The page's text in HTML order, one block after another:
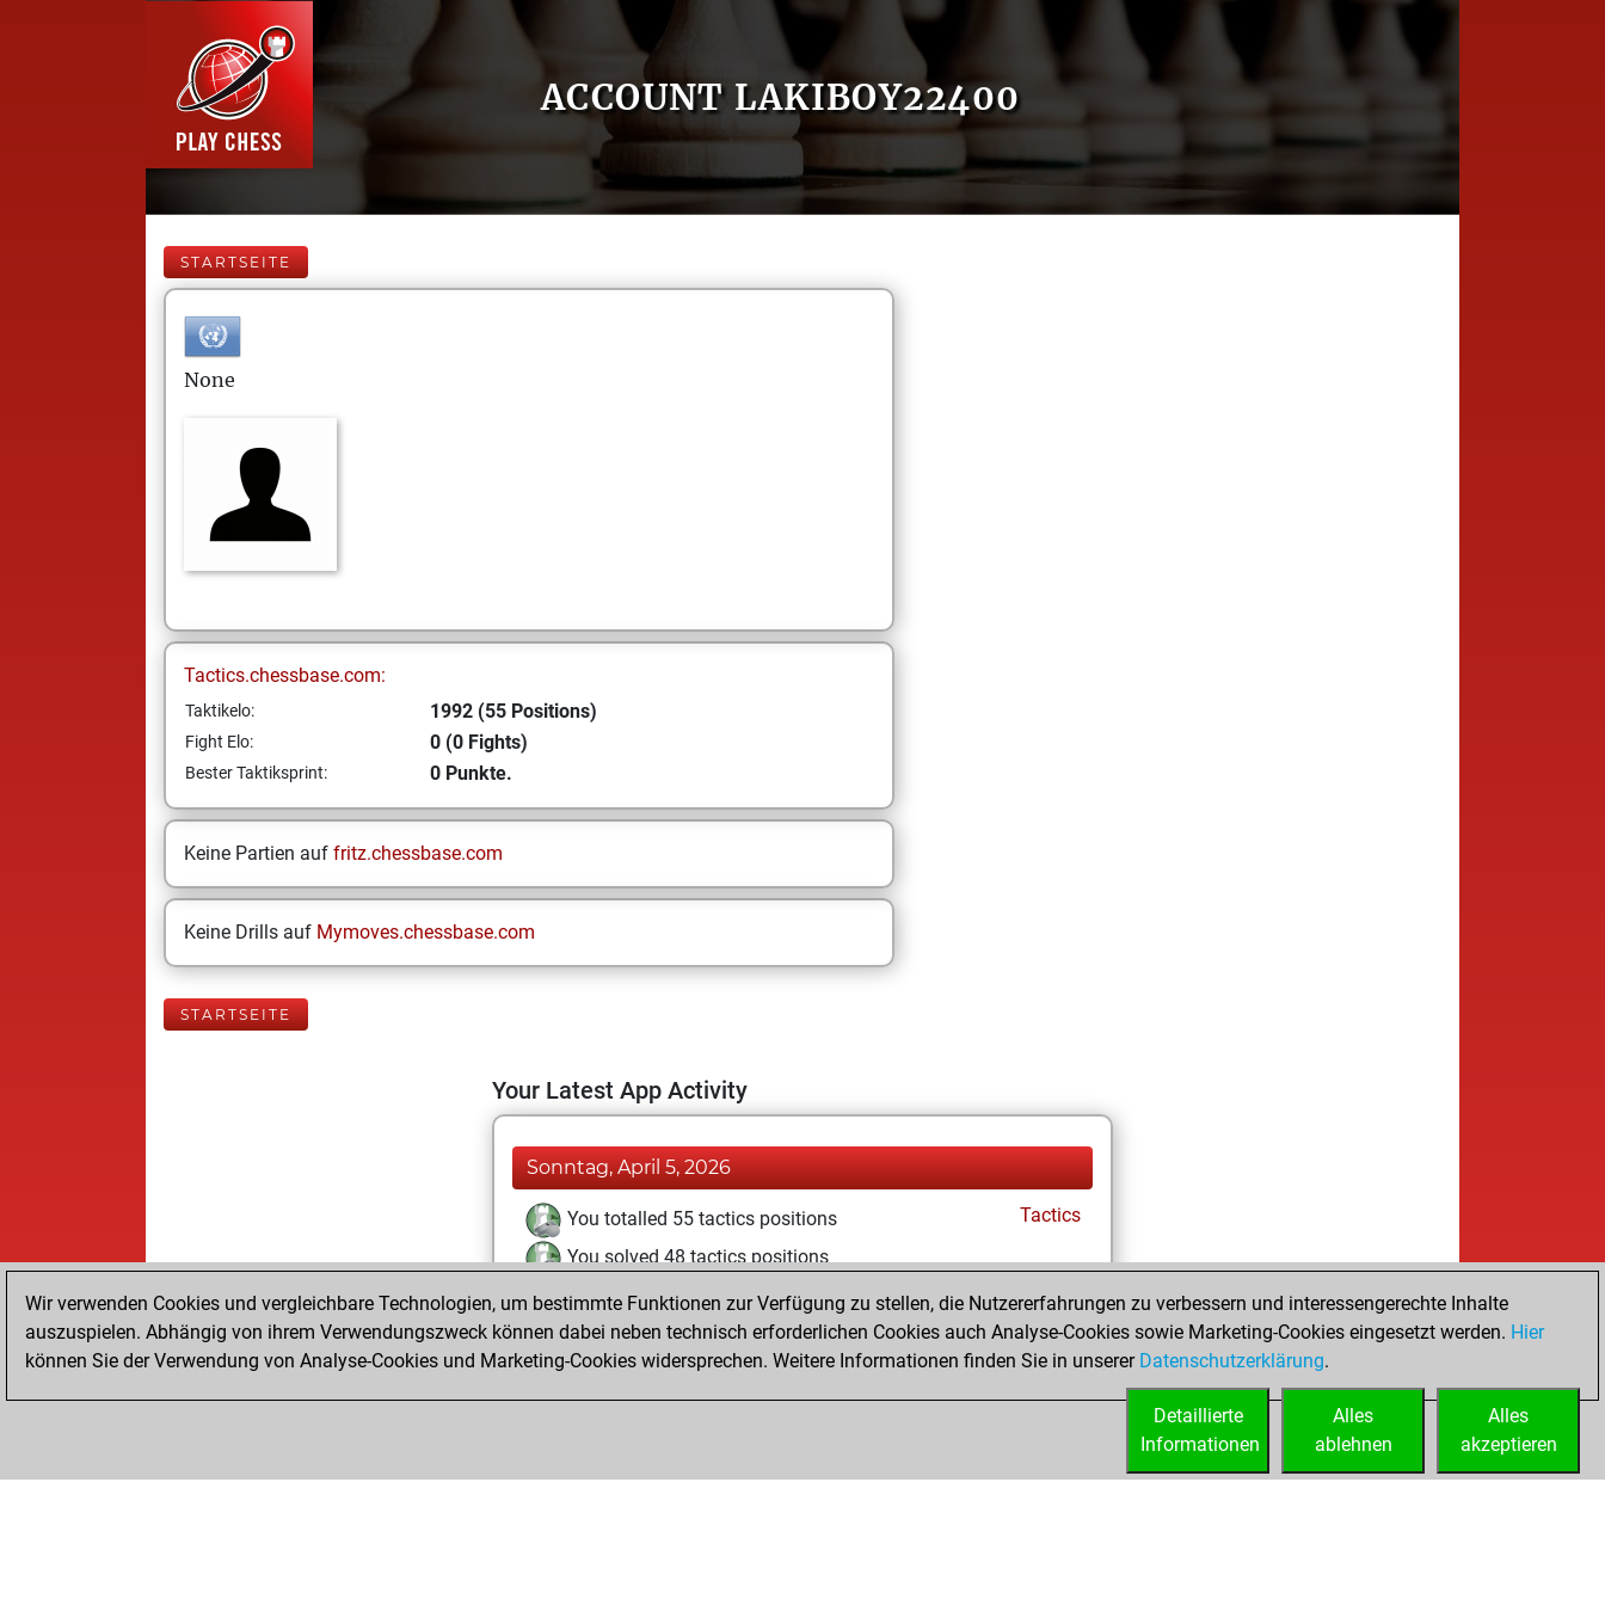
ACCOUNT LAKIBOY22400
STARTSEITE
None
Tactics.chessbase.com:
Taktikelo: 1992 (55 Positions)
Fight Elo: 0 (0 Fights)
Bester Taktiksprint: 0 Punkte.
Keine Partien auf fritz.chessbase.com
Keine Drills auf Mymoves.chessbase.com
STARTSEITE
Your Latest App Activity
Sonntag, April 5, 2026
You totalled 55 tactics positions
Tactics
You solved 48 tactics positions
You achieved an Elo of 1991 in tactics positions
Wir verwenden Cookies und vergleichbare Technologien, um bestimmte Funktionen zur Verfügung zu stellen, die Nutzererfahrungen zu verbessern und interessengerechte Inhalte
auszuspielen. Abhängig von ihrem Verwendungszweck können dabei neben technisch erforderlichen Cookies auch Analyse-Cookies sowie Marketing-Cookies eingesetzt werden. Hier
können Sie der Verwendung von Analyse-Cookies und Marketing-Cookies widersprechen. Weitere Informationen finden Sie in unserer Datenschutzerklärung.
Alles
akzeptieren
Alles
ablehnen
Detaillierte
Informationen